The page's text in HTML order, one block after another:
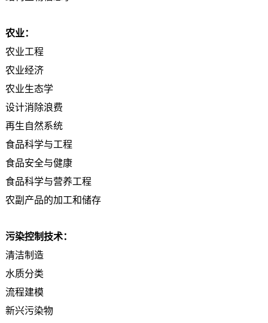
农业：
农业工程
农业经济
农业生态学
设计消除浪费
再生自然系统
食品科学与工程
食品安全与健康
食品科学与营养工程
农副产品的加工和储存
污染控制技术：
清洁制造
水质分类
流程建模
新兴污染物